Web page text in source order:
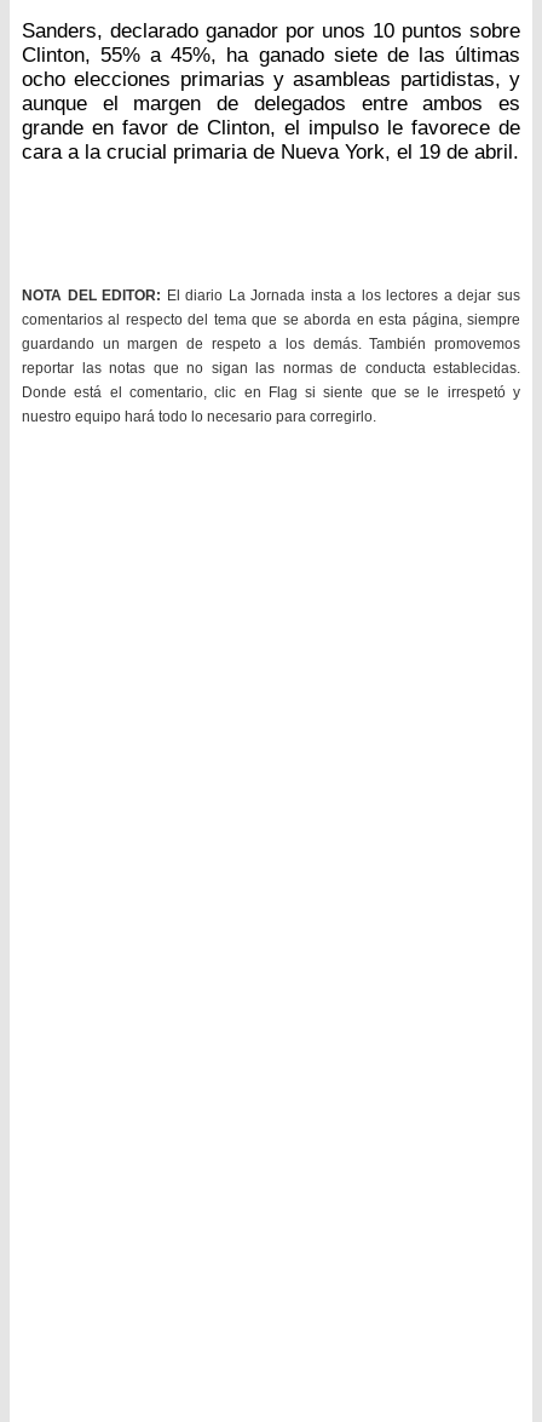
Sanders, declarado ganador por unos 10 puntos sobre
Clinton, 55% a 45%, ha ganado siete de las últimas
ocho elecciones primarias y asambleas partidistas, y
aunque el margen de delegados entre ambos es
grande en favor de Clinton, el impulso le favorece de
cara a la crucial primaria de Nueva York, el 19 de abril.
NOTA DEL EDITOR: El diario La Jornada insta a los lectores a dejar sus
comentarios al respecto del tema que se aborda en esta página, siempre
guardando un margen de respeto a los demás. También promovemos
reportar las notas que no sigan las normas de conducta establecidas.
Donde está el comentario, clic en Flag si siente que se le irrespetó y
nuestro equipo hará todo lo necesario para corregirlo.